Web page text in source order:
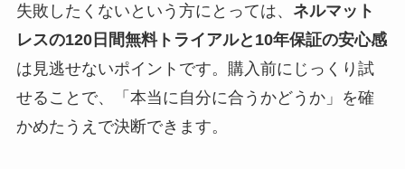
失敗したくないという方にとっては、 ネルマット
レスの120日間無料トライアルと10年保証の安心感
は見逃せないポイントです。購入前にじっくり試
せることで、「本当に自分に合うかどうか」を確
かめたうえで決断できます。